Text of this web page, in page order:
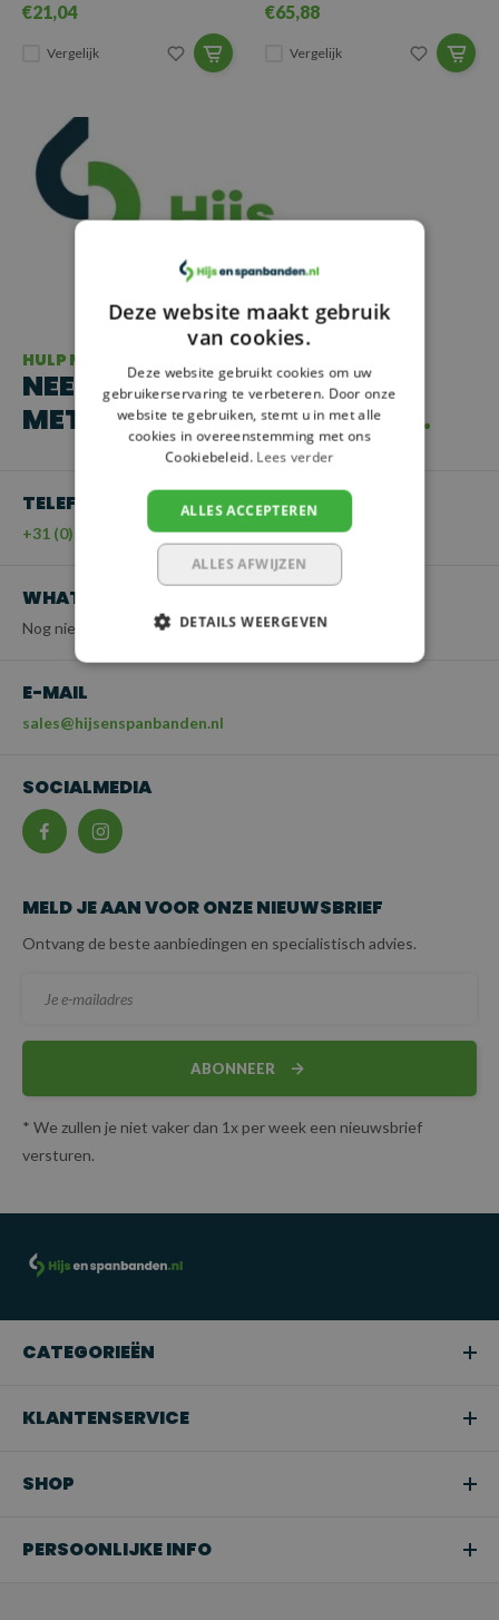
€21,04
Vergelijk
€65,88
Vergelijk
HULP NODIG?
NEEM CONTACT OP
MET ONZE KLANTENSERVICE
TELEFOON
+31 (0)55 - 203 21 43
WHATSAPP
Nog niet beschikbaar
E-MAIL
sales@hijsenspanbanden.nl
SOCIALMEDIA
MELD JE AAN VOOR ONZE NIEUWSBRIEF
Ontvang de beste aanbiedingen en specialistisch advies.
ABONNEER
* We zullen je niet vaker dan 1x per week een nieuwsbrief
versturen.
CATEGORIEËN
KLANTENSERVICE
SHOP
PERSOONLIJKE INFO
Deze website maakt gebruik
van cookies.
Deze website gebruikt cookies om uw
gebruikerservaring te verbeteren. Door onze
website te gebruiken, stemt u in met alle
cookies in overeenstemming met ons
Cookiebeleid. Lees verder
ALLES ACCEPTEREN
ALLES AFWIJZEN
DETAILS WEERGEVEN